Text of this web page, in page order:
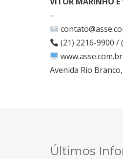
–
(21) 2216-9900 /
www.asse.com.br
Avenida Rio
Últimos